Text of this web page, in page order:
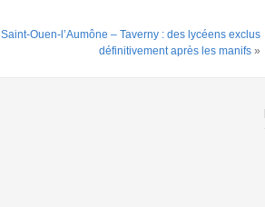
Saint-Ouen-l’Aumône – Taverny : des lycéens exclus
définitivement après les manifs »